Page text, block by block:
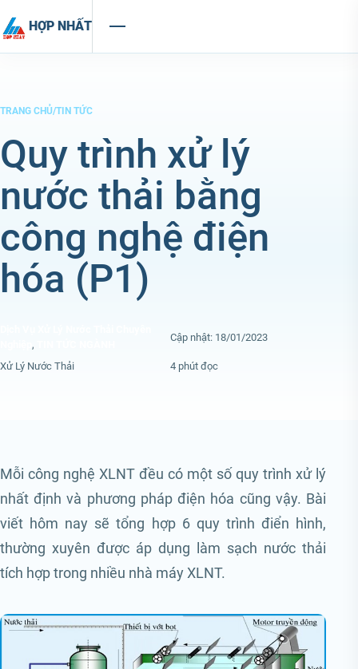
HỢP NHẤT
TRANG CHỦ/TIN TỨC
Quy trình xử lý
nước thải bằng
công nghệ điện
hóa (P1)
,
Cập nhật: 18/01/2023
Xử Lý Nước Thải 4 phút đọc
Mỗi công nghệ XLNT đều có một số quy trình xử lý
nhất định và phương pháp điện hóa cũng vậy. Bài
viết hôm nay sẽ tổng hợp 6 quy trình điển hình,
thường xuyên được áp dụng làm sạch nước thải
tích hợp trong nhiều nhà máy XLNT.